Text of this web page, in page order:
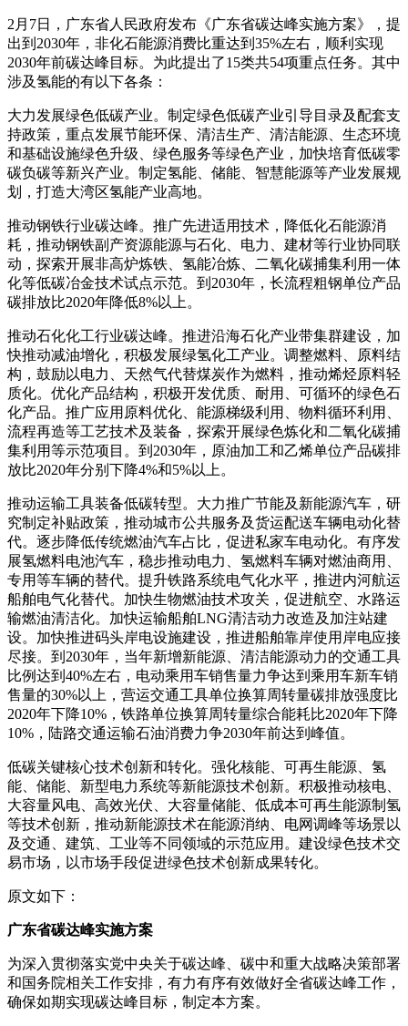
2月7日，广东省人民政府发布《广东省碳达峰实施方案》，提
出到2030年，非化石能源消费比重达到35%左右，顺利实现
2030年前碳达峰目标。为此提出了15类共54项重点任务。其中
涉及氢能的有以下各条：
大力发展绿色低碳产业。制定绿色低碳产业引导目录及配套支
持政策，重点发展节能环保、清洁生产、清洁能源、生态环境
和基础设施绿色升级、绿色服务等绿色产业，加快培育低碳零
碳负碳等新兴产业。制定氢能、储能、智慧能源等产业发展规
划，打造大湾区氢能产业高地。
推动钢铁行业碳达峰。推广先进适用技术，降低化石能源消
耗，推动钢铁副产资源能源与石化、电力、建材等行业协同联
动，探索开展非高炉炼铁、氢能冶炼、二氧化碳捕集利用一体
化等低碳冶金技术试点示范。到2030年，长流程粗钢单位产品
碳排放比2020年降低8%以上。
推动石化化工行业碳达峰。推进沿海石化产业带集群建设，加
快推动减油增化，积极发展绿氢化工产业。调整燃料、原料结
构，鼓励以电力、天然气代替煤炭作为燃料，推动烯烃原料轻
质化。优化产品结构，积极开发优质、耐用、可循环的绿色石
化产品。推广应用原料优化、能源梯级利用、物料循环利用、
流程再造等工艺技术及装备，探索开展绿色炼化和二氧化碳捕
集利用等示范项目。到2030年，原油加工和乙烯单位产品碳排
放比2020年分别下降4%和5%以上。
推动运输工具装备低碳转型。大力推广节能及新能源汽车，研
究制定补贴政策，推动城市公共服务及货运配送车辆电动化替
代。逐步降低传统燃油汽车占比，促进私家车电动化。有序发
展氢燃料电池汽车，稳步推动电力、氢燃料车辆对燃油商用、
专用等车辆的替代。提升铁路系统电气化水平，推进内河航运
船舶电气化替代。加快生物燃油技术攻关，促进航空、水路运
输燃油清洁化。加快运输船舶LNG清洁动力改造及加注站建
设。加快推进码头岸电设施建设，推进船舶靠岸使用岸电应接
尽接。到2030年，当年新增新能源、清洁能源动力的交通工具
比例达到40%左右，电动乘用车销售量力争达到乘用车新车销
售量的30%以上，营运交通工具单位换算周转量碳排放强度比
2020年下降10%，铁路单位换算周转量综合能耗比2020年下降
10%，陆路交通运输石油消费力争2030年前达到峰值。
低碳关键核心技术创新和转化。强化核能、可再生能源、氢
能、储能、新型电力系统等新能源技术创新。积极推动核电、
大容量风电、高效光伏、大容量储能、低成本可再生能源制氢
等技术创新，推动新能源技术在能源消纳、电网调峰等场景以
及交通、建筑、工业等不同领域的示范应用。建设绿色技术交
易市场，以市场手段促进绿色技术创新成果转化。
原文如下：
广东省碳达峰实施方案
为深入贯彻落实党中央关于碳达峰、碳中和重大战略决策部署
和国务院相关工作安排，有力有序有效做好全省碳达峰工作，
确保如期实现碳达峰目标，制定本方案。